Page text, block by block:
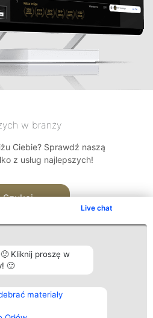
Live chat
Kliknij proszę w
🙂
materiały
w branży
Ciebie? Sprawdź naszą
z usług najlepszych!
Szukaj
wszystkich
Kontakt
Kontakt